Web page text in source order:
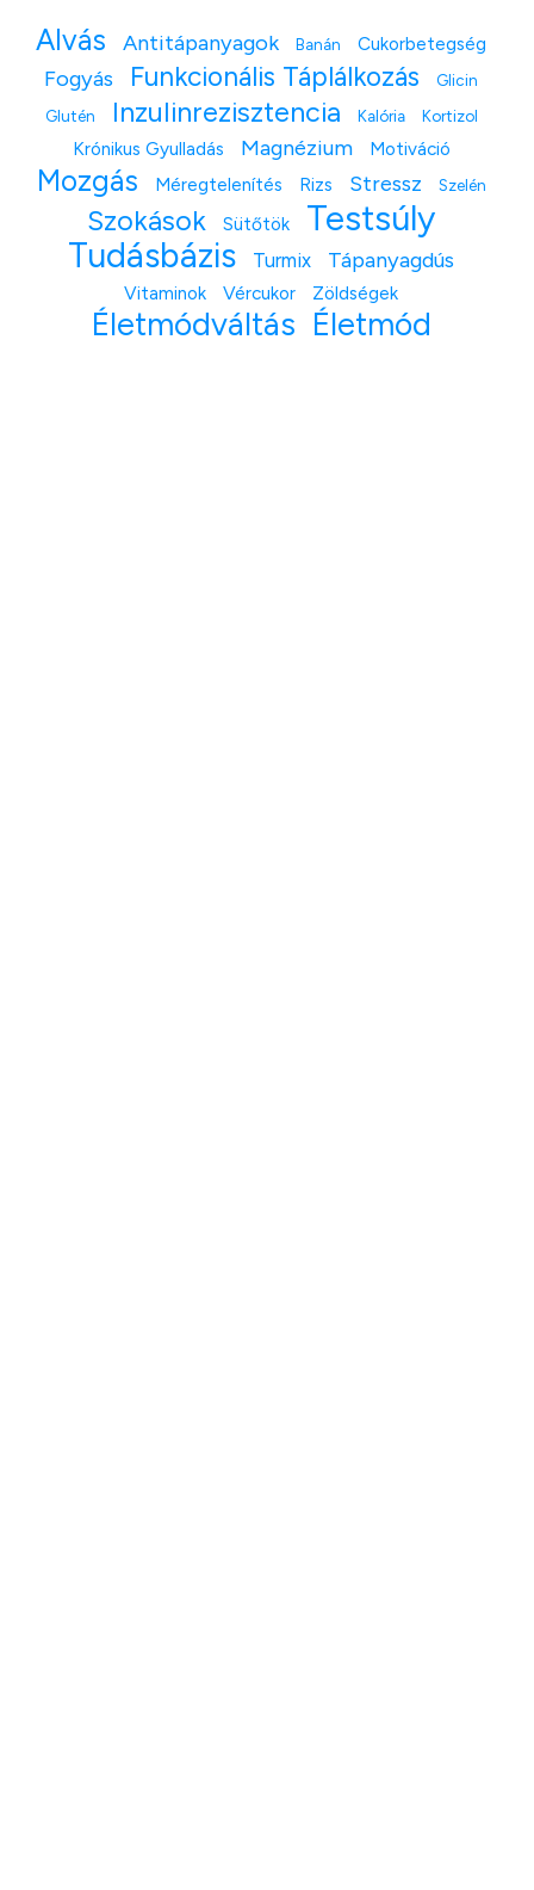
Alvás Antitápanyagok Banán Cukorbetegség
Fogyás Funkcionális Táplálkozás
Glicin
Glutén
Inzulinrezisztencia Kalória Kortizol
Krónikus Gyulladás Magnézium Motiváció
Mozgás Méregtelenítés Rizs Stressz Szelén
Szokások Sütőtök Testsúly
Tudásbázis Turmix Tápanyagdús
Vitaminok Vércukor Zöldségek
Életmódváltás Életmód